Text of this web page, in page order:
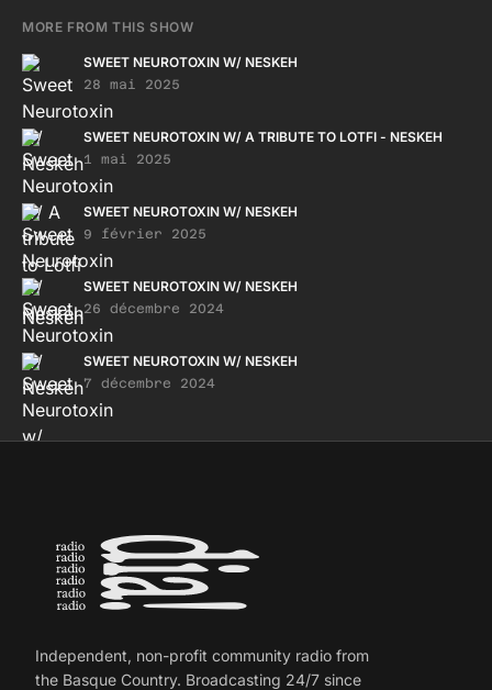
MORE FROM THIS SHOW
SWEET NEUROTOXIN W/ NESKEH
28 mai 2025
SWEET NEUROTOXIN W/ A TRIBUTE TO LOTFI - NESKEH
1 mai 2025
SWEET NEUROTOXIN W/ NESKEH
9 février 2025
SWEET NEUROTOXIN W/ NESKEH
26 décembre 2024
SWEET NEUROTOXIN W/ NESKEH
7 décembre 2024
Independent, non-profit community radio from
the Basque Country. Broadcasting 24/7 since